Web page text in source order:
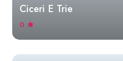
Ciceri E Trie
0